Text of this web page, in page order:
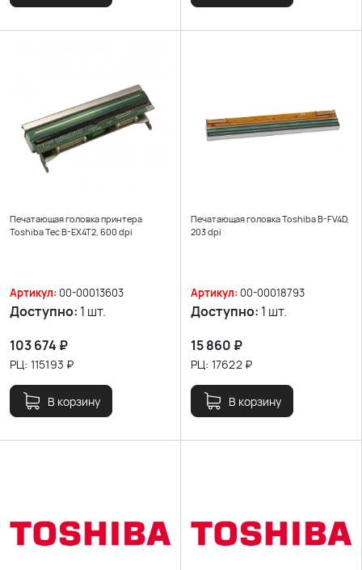
Печатающая головка принтера
Toshiba Tec B-EX4T2, 600 dpi
Артикул: 00-00013603
Доступно: 1 шт.
103 674 ₽
РЦ: 115193 ₽
В корзину
Печатающая головка Toshiba B-FV4D,
203 dpi
Артикул: 00-00018793
Доступно: 1 шт.
15 860 ₽
РЦ: 17622₽
В корзину